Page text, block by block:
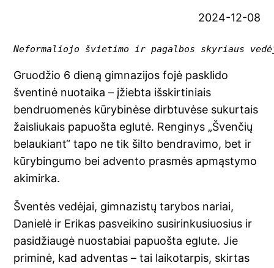
2024-12-08
Neformaliojo švietimo ir pagalbos skyriaus
Gruodžio 6 dieną gimnazijos fojė pasklido
šventinė nuotaika – įžiebta išskirtiniais
bendruomenės kūrybinėse dirbtuvėse sukurtais
žaisliukais papuošta eglutė. Renginys „Švenčių
belaukiant“ tapo ne tik šilto bendravimo, bet ir
kūrybingumo bei advento prasmės apmąstymo
akimirka.
Šventės vedėjai, gimnazistų tarybos nariai,
Danielė ir Erikas pasveikino susirinkusiuosius ir
pasidžiaugė nuostabiai papuošta eglute. Jie
priminė, kad adventas – tai laikotarpis, skirtas